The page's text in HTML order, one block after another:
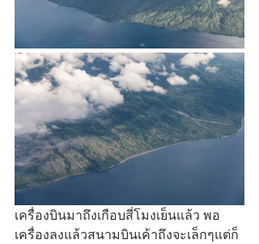
เครื่องบินมาถึงเกือบสี่โมงเย็นแล้ว พอ
เครื่องลงแล้วสนามบินเค้าถึงจะเล็กๆแต่ก็